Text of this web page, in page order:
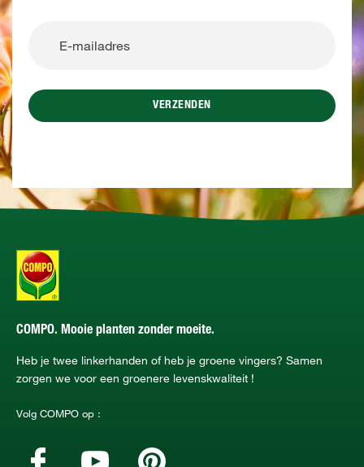
VERZENDEN
COMPO. Mooie planten zonder moeite.
Heb je twee linkerhanden of heb je groene vingers? Samen
zorgen we voor een groenere levenskwaliteit !
Volg COMPO op :